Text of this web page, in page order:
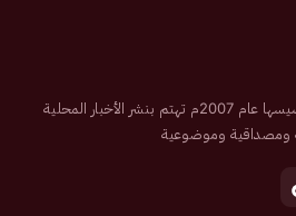
صحيفة إلكترونية سعودية تم تأسيسها عام 2007م تهتم بنشر الأخبار المحلية
ومصداقية وموضوعية